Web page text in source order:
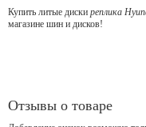
Купить литые диски реплика
магазине шин и дисков!
Отзывы о товаре